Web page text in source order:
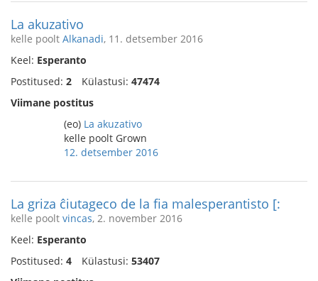
La akuzativo
kelle poolt Alkanadi, 11. detsember 2016
Keel: Esperanto
Postitused: 2 Külastusi: 47474
Viimane postitus
(eo) La akuzativo
kelle poolt Grown
12. detsember 2016
La griza ĉiutageco de la fia malesperantisto [:
kelle poolt vincas, 2. november 2016
Keel: Esperanto
Postitused: 4 Külastusi: 53407